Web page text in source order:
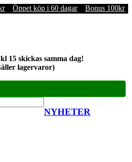
Öppet köp i 60 dagar Bonus 100kr
15 skickas samma dag!
lagervaror)
NYHETER